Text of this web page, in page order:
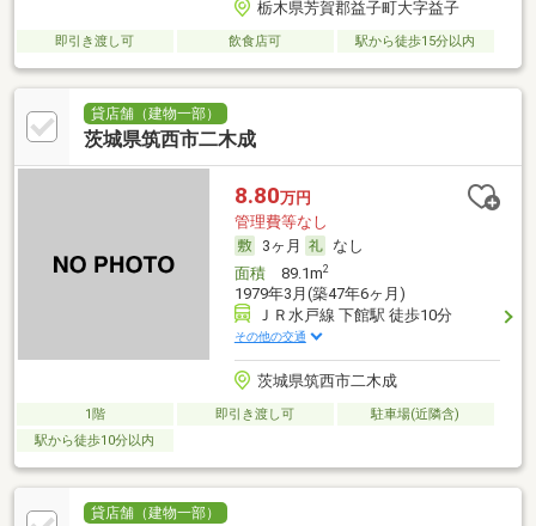
栃木県芳賀郡益子町大字益子
即引き渡し可 飲食店可 駅から徒歩15分以内
貸店舗（建物一部）
茨城県筑西市二木成
8.80万円
管理費等なし
3ヶ月
なし
面積89.1m2
1979年3月(築47年6ヶ月)
ＪＲ水戸線 下館駅 徒歩10分
その他の交通
茨城県筑西市二木成
1階 即引き渡し可
駐車場(近隣含)
駅から徒歩10分以内
貸店舗（建物一部）